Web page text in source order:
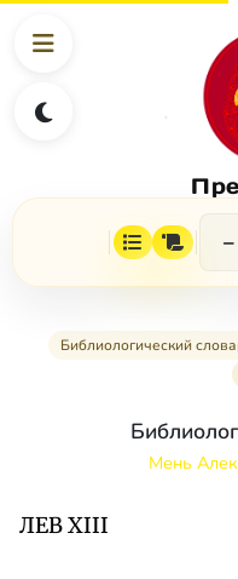
−
Библиологический
Мень
ЛЕВ XIII